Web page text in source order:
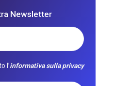
Newsletter
l’informativa sulla privacy